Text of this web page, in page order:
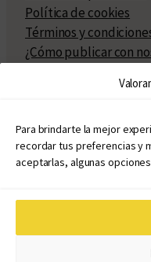
Para brindarte la mejor
recordar tus preferencias y
aceptarlas, algunas
Política de cookies
Términos y
¿Cómo publicar con
Políticas de
Políticas de coedición
Atribuciones